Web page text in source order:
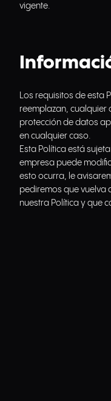
vigente.
Los requisitos de esta
reemplazan, cualquier
protección de datos
en cualquier caso.
Esta Política está
empresa puede
esto ocurra, le
pediremos que vuelva
nuestra Política y que